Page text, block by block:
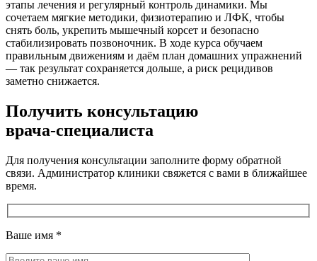
этапы лечения и регулярный контроль динамики. Мы
сочетаем мягкие методики, физиотерапию и ЛФК, чтобы
снять боль, укрепить мышечный корсет и безопасно
стабилизировать позвоночник. В ходе курса обучаем
правильным движениям и даём план домашних упражнений
— так результат сохраняется дольше, а риск рецидивов
заметно снижается.
Получить консультацию
врача-специалиста
Для получения консультации заполните форму обратной
связи. Администратор клиники свяжется с вами в ближайшее
время.
Ваше имя *